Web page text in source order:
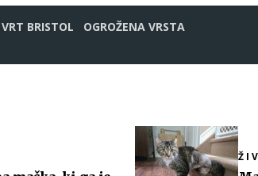
BRISTOL
OGROŽENA VRSTA